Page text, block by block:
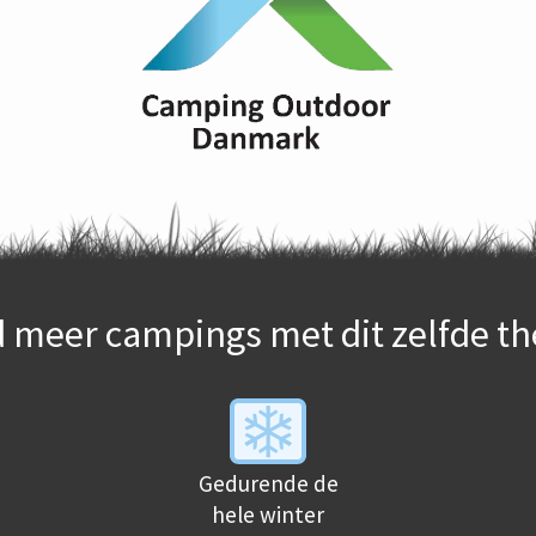
meer campings met dit zelfde
Gedurende de
hele winter